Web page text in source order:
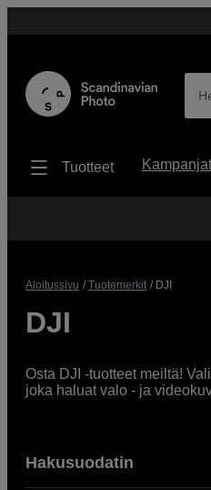
Tuotteet Kampanjat
Aloitussivu Tuotemerkit DJI
DJI
Osta DJI -tuotteet meiltä!
joka haluat valo - ja
Hakusuodatin